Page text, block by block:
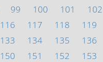
99 100 101 102
116 117 118 119
133 134 135 136
150 151 152 153